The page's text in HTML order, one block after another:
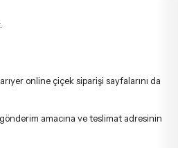
online çiçek siparişi sayfalarını da
amacına ve teslimat adresinin